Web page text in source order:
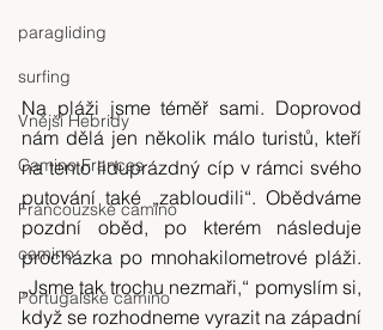
paragliding
surfing
Vnější Hebridy
Camino Frances
Francouzské camino
camino
Portugalské camino
Na pláži jsme téměř sami. Doprovod
nám dělá jen několik málo turistů, kteří
na tento liduprázdný cíp v rámci svého
putování také „zabloudili“. Obědváme
pozdní oběd, po kterém následuje
procházka po mnohakilometrové pláži.
„Jsme tak trochu nezmaři,“ pomyslím si,
když se rozhodneme vyrazit na západní